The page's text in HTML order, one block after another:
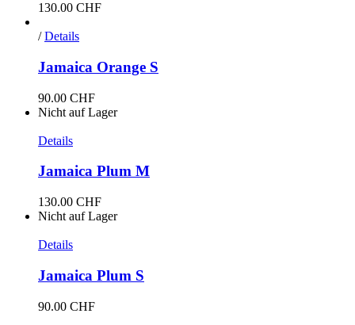
130.00 CHF
/ Details
Jamaica Orange S
90.00 CHF
Nicht auf Lager
Details
Jamaica Plum M
130.00 CHF
Nicht auf Lager
Details
Jamaica Plum S
90.00 CHF